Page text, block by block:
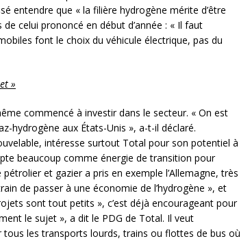
entendre que « la filière hydrogène mérite d’être
celui prononcé en début d’année : « Il faut
font le choix du véhicule électrique, pas du
»
commencé à investir dans le secteur. « On est
hydrogène aux États-Unis », a-t-il déclaré.
intéresse surtout Total pour son potentiel à
beaucoup comme énergie de transition pour
et gazier a pris en exemple l’Allemagne, très
de passer à une économie de l’hydrogène », et
sont tout petits », c’est déjà encourageant pour
le sujet », a dit le PDG de Total. Il veut
les transports lourds, trains ou flottes de bus où